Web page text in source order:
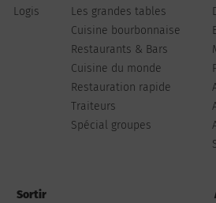
Logis
Les grandes tables
Cuisine bourbonnaise
Restaurants & Bars
Cuisine du monde
Restauration rapide
Traiteurs
Spécial groupes
Sortir